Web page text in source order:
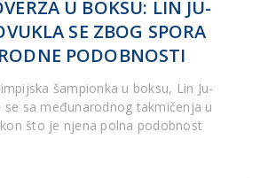
U BOKSU: LIN JU-
SE ZBOG SPORA
PODOBNOSTI
šampionka u boksu, Lin Ju-
se sa međunarodnog takmičenja u
što je njena polna podobnost